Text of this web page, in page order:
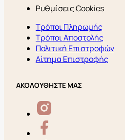
Ρυθμίσεις Cookies
Τρόποι Πληρωμής
Τρόποι Αποστολής
Πολιτική Επιστροφών
Αίτημα Επιστροφής
ΑΚΟΛΟΥΘΗΣΤΕ ΜΑΣ